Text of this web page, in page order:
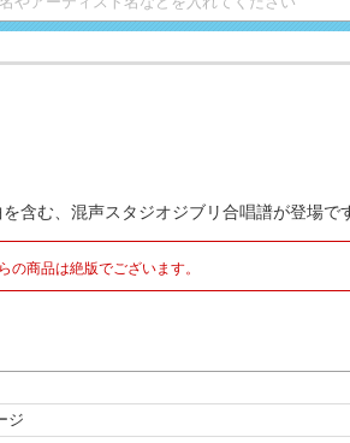
を含む、混声スタジオジブリ合唱譜が登場で
商品は絶版でございます。
ジ